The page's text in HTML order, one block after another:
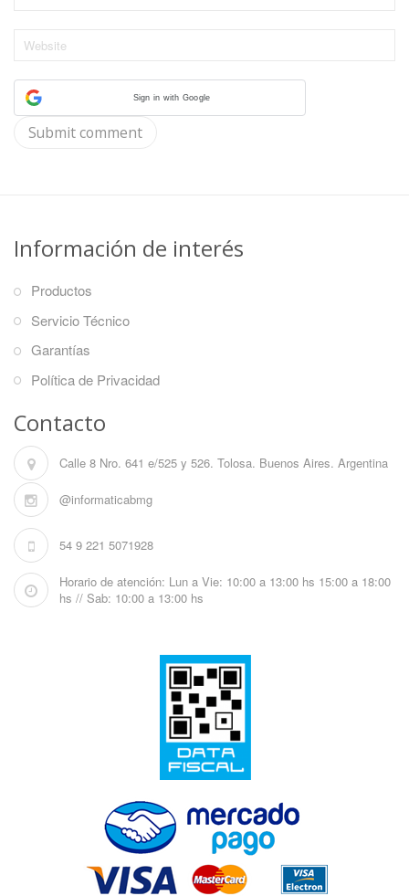
Sign in with Google
Información de interés
Productos
Servicio Técnico
Garantías
Política de Privacidad
Contacto
Calle 8 Nro. 641 e/525 y 526. Tolosa. Buenos Aires. Argentina
@informaticabmg
54 9 221 5071928
Horario de atención: Lun a Vie: 10:00 a 13:00 hs 15:00 a 18:00
hs // Sab: 10:00 a 13:00 hs